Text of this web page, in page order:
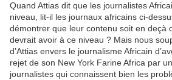
Quand Attias dit que les journalistes
niveau, lit-il les journaux africains ci-
démontrer que leur contenu soit en deçà
devrait avoir à ce niveau ? Mais nous
d’Attias envers le journalisme Africain
rejet de son New York Farine Africa par
journalistes qui connaissent bien les